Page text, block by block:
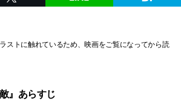
ストに触れているため、映画をご覧になってから読
』あらすじ